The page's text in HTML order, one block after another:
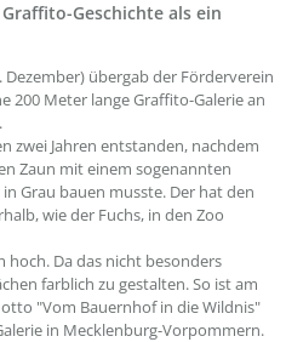
Geschichte als ein
titel ???
Dezember) übergab der Förderverein
200 Meter lange Graffito-Galerie an
zwei Jahren entstanden, nachdem
Zaun mit einem sogenannten
Grau bauen musste. Der hat den
wie der Fuchs, in den Zoo
hoch. Da das nicht besonders
farblich zu gestalten. So ist am
"Vom Bauernhof in die Wildnis"
in Mecklenburg-Vorpommern.